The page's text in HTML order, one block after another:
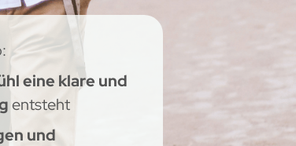
eine klare und
entsteht
und